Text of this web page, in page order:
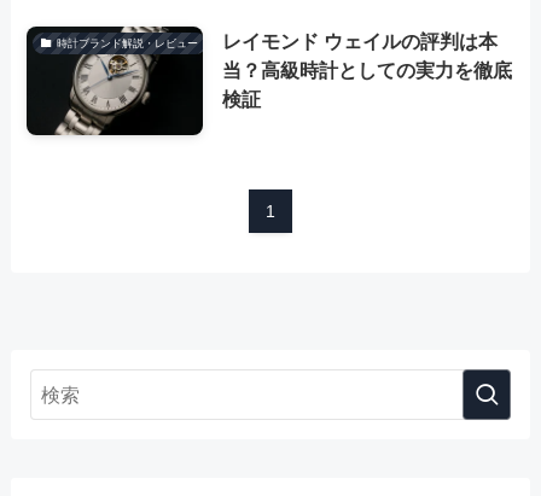
時計ブランド解説・レビュー
レイモンド ウェイルの評判は本
当？高級時計としての実力を徹底
検証
1